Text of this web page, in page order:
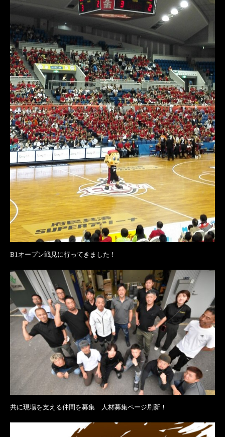
B1オープン戦見に行ってきました！
共に現場を支える仲間を募集 人材募集ページ刷新！